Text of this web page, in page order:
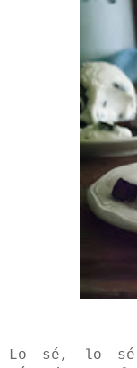
Lo sé, lo sé,